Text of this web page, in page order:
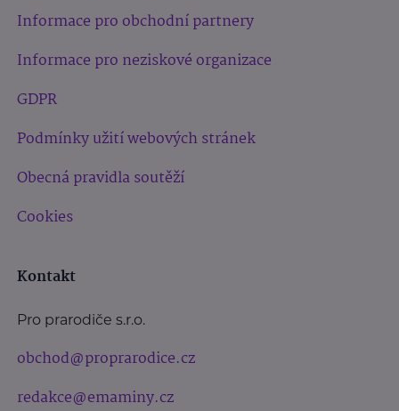
Informace pro obchodní partnery
Informace pro neziskové organizace
GDPR
Podmínky užití webových stránek
Obecná pravidla soutěží
Cookies
Kontakt
Pro prarodiče s.r.o.
obchod@proprarodice.cz
redakce@emaminy.cz